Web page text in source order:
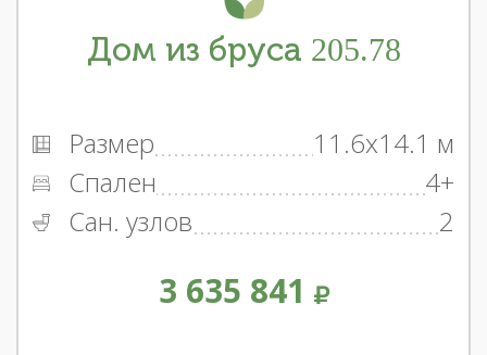
Дом из бруса 205.78
Размер
11.6x14.1 м
Спален
4+
Сан. узлов
2
3 635 841